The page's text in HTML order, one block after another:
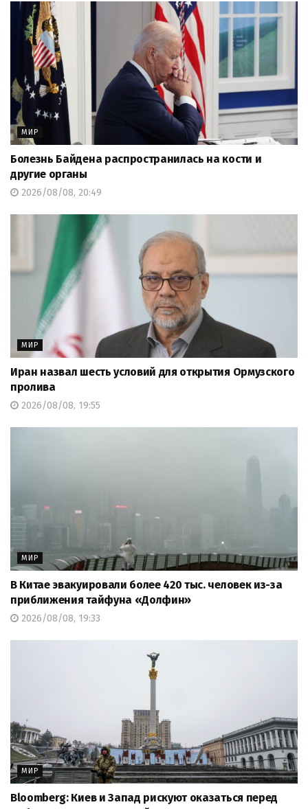
МИР
Болезнь Байдена распространилась на кости и
другие органы
2026/08/08, 20:49
МИР
Иран назвал шесть условий для открытия Ормузского
пролива
2026/08/08, 19:55
МИР
В Китае эвакуировали более 420 тыс. человек из-за
приближения тайфуна «Долфин»
2026/08/08, 19:33
МИР
Bloomberg: Киев и Запад рискуют оказаться перед